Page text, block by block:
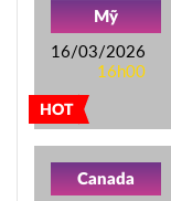
HOT
Mỹ
16/03/2026
16h00
Canada